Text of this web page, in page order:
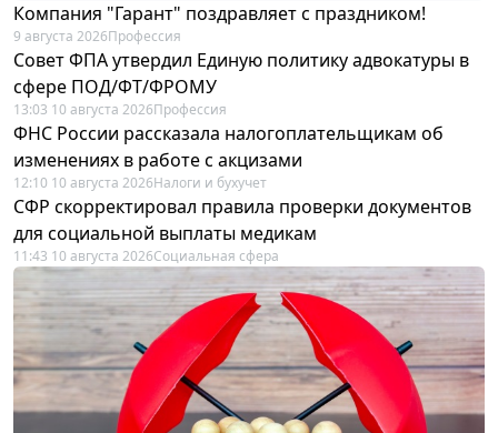
Компания "Гарант" поздравляет с праздником!
9 августа 2026Профессия
Совет ФПА утвердил Единую политику адвокатуры в
сфере ПОД/ФТ/ФРОМУ
13:03 10 августа 2026Профессия
ФНС России рассказала налогоплательщикам об
изменениях в работе с акцизами
12:10 10 августа 2026Налоги и бухучет
СФР скорректировал правила проверки документов
для социальной выплаты медикам
11:43 10 августа 2026Социальная сфера